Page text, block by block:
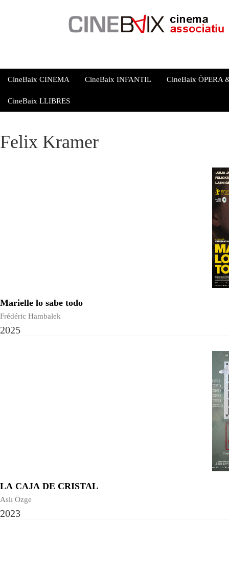
CineBaix CINEMA CineBaix INFANTIL CineBaix ÒPERA
CineBaix LLIBRES
Felix Kramer
Marielle lo sabe todo
Frédéric Hambalek
2025
LA CAJA DE CRISTAL
Aslı Özge
2023